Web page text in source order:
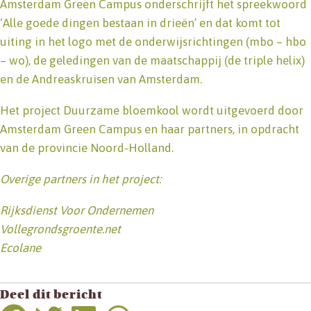
Amsterdam Green Campus onderschrijft het spreekwoord
‘Alle goede dingen bestaan in drieën’ en dat komt tot
uiting in het logo met de onderwijsrichtingen (mbo – hbo
– wo), de geledingen van de maatschappij (de triple helix)
en de Andreaskruisen van Amsterdam.
Het project Duurzame bloemkool wordt uitgevoerd door
Amsterdam Green Campus en haar partners, in opdracht
van de provincie Noord-Holland.
Overige partners in het project:
Rijksdienst Voor Ondernemen
Vollegrondsgroente.net
Ecolane
Deel dit bericht